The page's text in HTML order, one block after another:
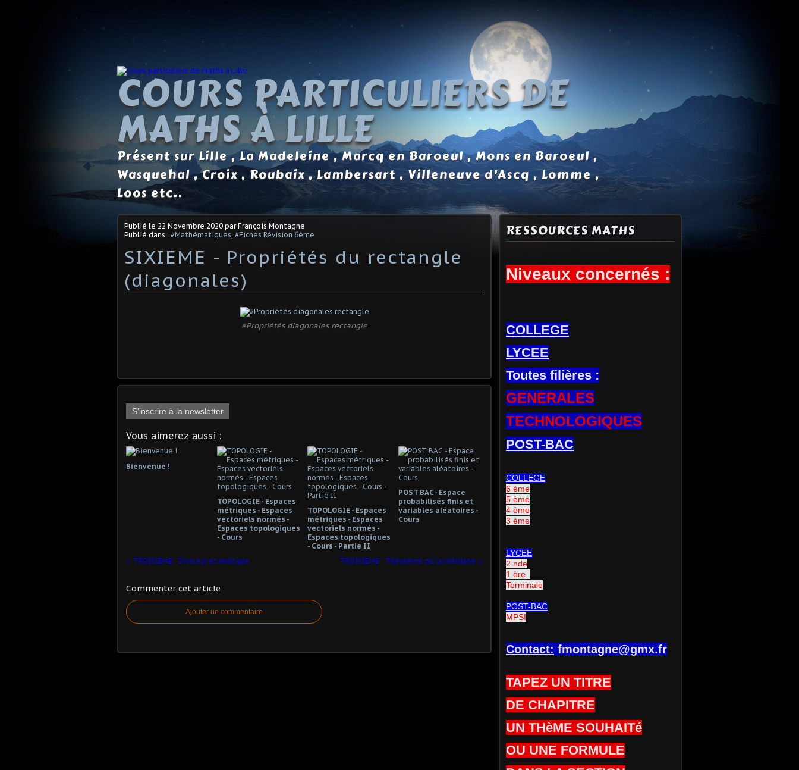
COURS PARTICULIERS DE
MATHS À LILLE
Présent sur Lille , La Madeleine , Marcq en Baroeul , Mons en Baroeul ,
Wasquehal , Croix , Roubaix , Lambersart , Villeneuve d'Ascq , Lomme ,
Loos etc..
Publié le 22 Novembre 2020 par François Montagne
Publié dans : #Mathématiques #Fiches Révision 6ème
SIXIEME - Propriétés du rectangle
(diagonales)
#Propriétés diagonales rectangle
S'inscrire à la newsletter
Vous aimerez aussi :
Bienvenue !
TOPOLOGIE - Espaces
métriques - Espaces
vectoriels normés -
Espaces topologiques
- Cours
TOPOLOGIE - Espaces
métriques - Espaces
vectoriels normés -
Espaces topologiques
- Cours - Partie II
POST BAC - Espace
probabilisés finis et
variables aléatoires -
Cours
TROISIEME - Diviseur et multiple TROISIEME - Théorème de la médiane
Commenter cet article
Ajouter un commentaire
RESSOURCES MATHS
Niveaux concernés :
COLLEGE
LYCEE
Toutes filières :
GENERALES
TECHNOLOGIQUES
POST-BAC
COLLEGE
6 ème
5 ème
4 ème
3 ème
LYCEE
2 nde
1 ère
Terminale
POST-BAC
MPSI
Contact: fmontagne@gmx.fr
TAPEZ UN TITRE
DE CHAPITRE
UN THèME SOUHAITé
OU UNE FORMULE